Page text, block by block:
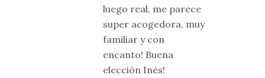
luego real, me parece
super acogedora, muy
familiar y con
encanto! Buena
elección Inés!